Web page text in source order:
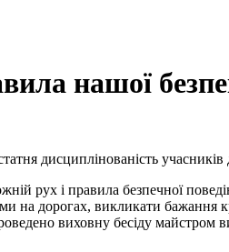
нашої
дисциплінованість
рух і правила безпечної
на дорогах, викликати
виховну бесіду